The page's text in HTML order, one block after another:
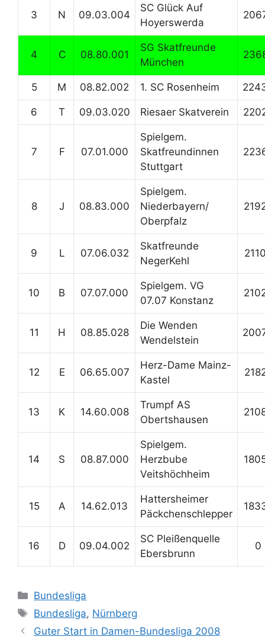
3 N 09.03.004
SC Glück Auf
Hoyerswerda
4 C 08.80.001
SG Skatfreunde
München
5 M 08.82.002 1. SC Rosenheim
6 T 09.03.020 Riesaer Skatverein
7 F 07.01.000
Spielgem.
Skatfreundinnen
Stuttgart
8 J 08.83.000
Spielgem.
Niederbayern/
Oberpfalz
9 L 07.06.032
Skatfreunde
NegerKehl
10 B 07.07.000
Spielgem. VG
07.07 Konstanz
11 H 08.85.028
Die Wenden
Wendelstein
12 E 06.65.007
Herz-Dame Mainz-
Kastel
13 K 14.60.008
Trumpf AS
Obertshausen
14 S 08.87.000
Spielgem.
Herzbube
Veitshöchheim
15 A 14.62.013
Hattersheimer
Päckchenschlepper
16 D 09.04.002
SC Pleißenquelle
Ebersbrunn
0
Kategorien
Bundesliga
Schlagwörter
Bundesliga, Nürnberg
Guter Start in Damen-Bundesliga 2008